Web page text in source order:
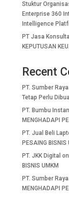
Stuktur
Enterprise 360
Intelligence
PT Jasa
KEPUTUSAN
Recent
PT. Sumber
Tetap Perlu
PT. Bumbu
MENGHADAPI
PT. Jual Beli
PESAING BISNIS
PT. JKK Digital on
BISNIS UMKM
PT. Sumber
MENGHADAPI